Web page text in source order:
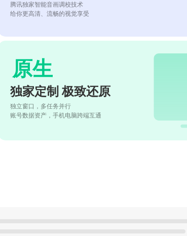
腾讯独家智能音画调校技术
给你更高清、流畅的视觉享受
原生
独家定制 极致还原
独立窗口，多任务并行
账号数据资产，手机电脑跨端互通